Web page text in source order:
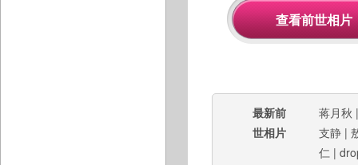
最新前
世相片
蒋月秋
支静 |
仁 |